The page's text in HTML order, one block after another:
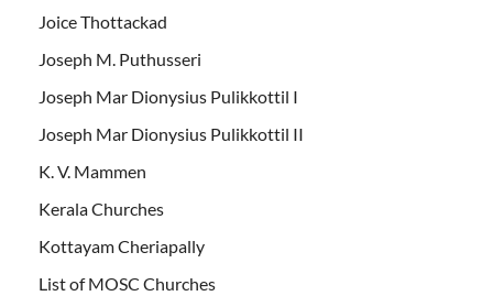
Joice Thottackad
Joseph M. Puthusseri
Joseph Mar Dionysius Pulikkottil I
Joseph Mar Dionysius Pulikkottil II
K. V. Mammen
Kerala Churches
Kottayam Cheriapally
List of MOSC Churches